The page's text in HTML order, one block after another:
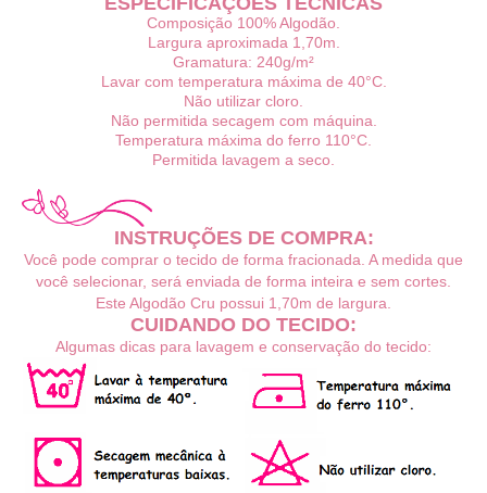
Composição 100% Algodão.
Largura aproximada 1,70m.
Gramatura: 240g/m²
Lavar com temperatura máxima de 40°C.
Não utilizar cloro.
Não permitida secagem com máquina.
Temperatura máxima do ferro 110°C.
Permitida lavagem a seco.
INSTRUÇÕES DE COMPRA:
Você pode comprar o tecido de forma fracionada. A medida que
você selecionar, será enviada de forma inteira e sem cortes.
Este Algodão Cru possui 1,70m de largura.
CUIDANDO DO TECIDO:
Algumas dicas para lavagem e conservação do tecido: